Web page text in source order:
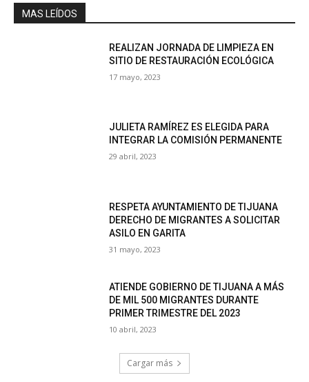
MAS LEÍDOS
REALIZAN JORNADA DE LIMPIEZA EN
SITIO DE RESTAURACIÓN ECOLÓGICA
17 mayo, 2023
JULIETA RAMÍREZ ES ELEGIDA PARA
INTEGRAR LA COMISIÓN PERMANENTE
29 abril, 2023
RESPETA AYUNTAMIENTO DE TIJUANA
DERECHO DE MIGRANTES A SOLICITAR
ASILO EN GARITA
31 mayo, 2023
ATIENDE GOBIERNO DE TIJUANA A MÁS
DE MIL 500 MIGRANTES DURANTE
PRIMER TRIMESTRE DEL 2023
10 abril, 2023
Cargar más